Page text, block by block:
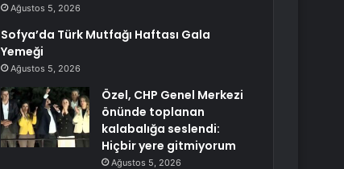
Ağustos 5, 2026
Sofya’da Türk Mutfağı Haftası Gala
Yemeği
Ağustos 5, 2026
Özel, CHP Genel Merkezi
önünde toplanan
kalabalığa seslendi:
Hiçbir yere gitmiyorum
Ağustos 5, 2026